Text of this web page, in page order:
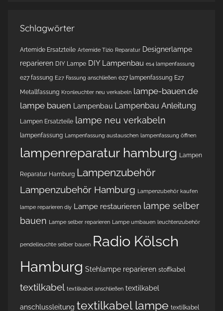
Schlagwörter
Artemide Ersatzteile Artemide Tizio Reparatur Designerlampe
reparieren DIY Lampe DIY Lampenbau e14 lampenfassung
e27 fassung E27 Fassung anschließen e27 lampenfassung E27
Metallfassung Kronleuchter neu verkabeln lampe-bauen.de
lampe bauen
Lampenbau Lampenbau Anleitung
Lampen Ersatzteile lampe neu verkabeln
lampenfassung Lampenfassung austauschen lampenfassung öffnen
lampenreparatur hamburg Lampen
Reparatur Hamburg Lampenzubehör
Lampenzubehör Hamburg Lampenzubehör kaufen
lampe reparieren diy Lampe restaurieren lampe selber
bauen Lampe selber reparieren Lampe umbauen leuchtenzubehör
pendelleuchte selber bauen Radio Kölsch
Hamburg Stehlampe reparieren stoffkabel
textilkabel textilkabel anschließen textilkabel
anschlussleitung textilkabel lampe textilkabel